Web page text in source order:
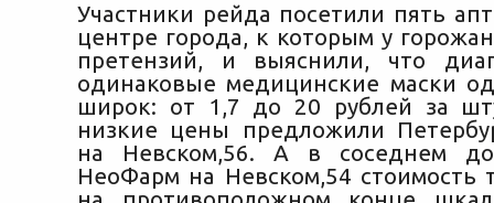
Участники рейда посетили пять
центре города, к которым у
претензий, и выяснили, что
одинаковые медицинские маски
широк: от 1,7 до 20 рублей за
низкие цены предложили
на Невском,56. А в соседнем
НеоФарм на Невском,54 стоимость